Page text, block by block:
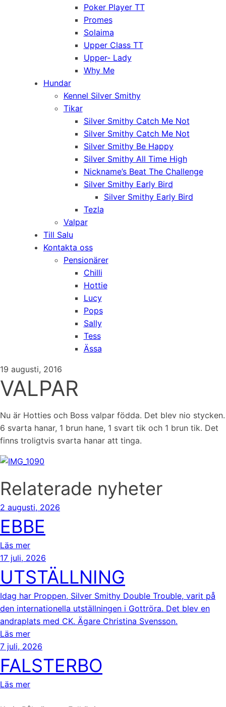
Poker Player TT
Promes
Solaima
Upper Class TT
Upper- Lady
Why Me
Hundar
Kennel Silver Smithy
Tikar
Silver Smithy Catch Me Not
Silver Smithy Catch Me Not
Silver Smithy Be Happy
Silver Smithy All Time High
Nickname’s Beat The Challenge
Silver Smithy Early Bird
Silver Smithy Early Bird
Tezla
Valpar
Till Salu
Kontakta oss
Pensionärer
Chilli
Hottie
Lucy
Pops
Sally
Tess
Ässa
19 augusti, 2016
VALPAR
Nu är Hotties och Boss valpar födda. Det blev nio stycken.
6 svarta hanar, 1 brun hane, 1 svart tik och 1 brun tik. Det
finns troligtvis svarta hanar att tinga.
Relaterade nyheter
2 augusti, 2026
EBBE
Läs mer
17 juli, 2026
UTSTÄLLNING
Idag har Proppen, Silver Smithy Double Trouble, varit på
den internationella utställningen i Gottröra. Det blev en
andraplats med CK. Ägare Christina Svensson.
Läs mer
7 juli, 2026
FALSTERBO
Läs mer